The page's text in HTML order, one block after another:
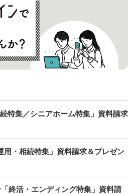
特集／シニアホーム特集」資料請求
用・相続特集」資料請求＆プレゼン
終活・エンディング特集」資料請